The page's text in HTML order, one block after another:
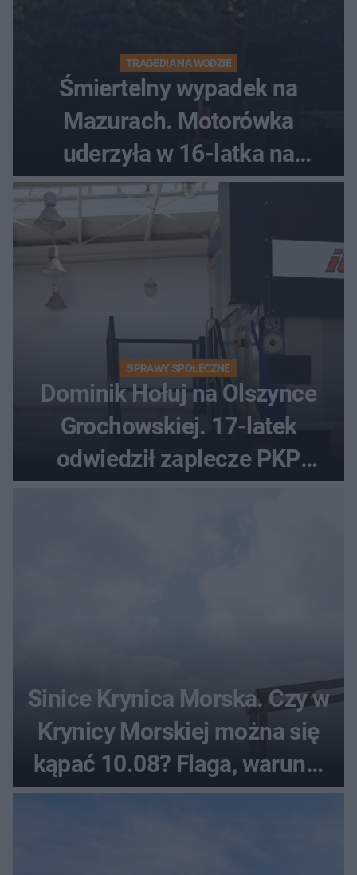
TRAGEDIA NA WODZIE
Śmiertelny wypadek na
Mazurach. Motorówka
uderzyła w 16-latka na
skuterze
SPRAWY SPOŁECZNE
Dominik Hołuj na Olszynce
Grochowskiej. 17-latek
odwiedził zaplecze PKP
Intercity
Sinice Krynica Morska. Czy w
Krynicy Morskiej można się
kąpać 10.08? Flaga, warunki
pogodowe